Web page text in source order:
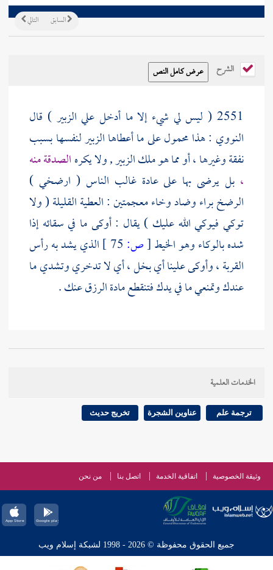
التالي السابق
الشرح
2551 ( ليس لي شيء إلا ما أدخل علي الزبير) قال
النووي : هذا محمول على ما أعطاهاالزبيرلنفسها بسبب
نفقة وغيرها ، أو مما هو ملكالزبير, ولا يكرهالصدقة منه
،بل يرضى بها على عادة غالب الناس ( ارضخي )
الرضخ براء وضاد وخاء معجمتين : العطية القليلة ( ولا
توكي فيوكي الله عليك ) يقال : أوكى ما في سقائه إذا
شده بالوكاء وهو الخيط[ص:
الذي يشد به رأس
القربة ، وأوكى علينا أي بخل ، أي لا تدخري وتشدي ما
عندك وتمنعي ما في يدك فتنقطع مادة الرزق عنك .
الخدمات العلمية
ترجمة علم عناوين الشجرة تخريج حديث
وثيقة الخصوصية اتفاقية الخدمة اتصل بنا من نحن
جميع الحقوق محفوظة © 2026 - 1998 لشبكة إسلام ويب